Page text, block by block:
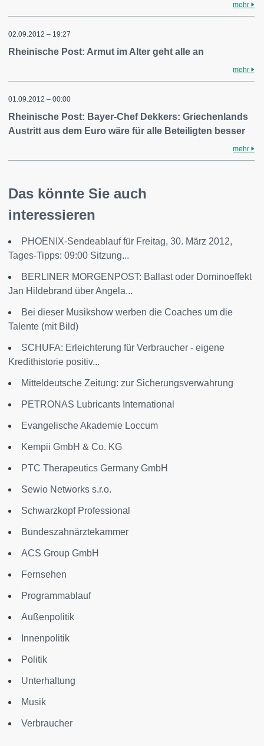
mehr
02.09.2012 – 19:27
Rheinische Post: Armut im Alter geht alle an
mehr
01.09.2012 – 00:00
Rheinische Post: Bayer-Chef Dekkers: Griechenlands
Austritt aus dem Euro wäre für alle Beteiligten besser
mehr
Das könnte Sie auch
interessieren
PHOENIX-Sendeablauf für Freitag, 30. März 2012,
Tages-Tipps: 09:00 Sitzung...
BERLINER MORGENPOST: Ballast oder Dominoeffekt
Jan Hildebrand über Angela...
Bei dieser Musikshow werben die Coaches um die
Talente (mit Bild)
SCHUFA: Erleichterung für Verbraucher - eigene
Kredithistorie positiv...
Mitteldeutsche Zeitung: zur Sicherungsverwahrung
PETRONAS Lubricants International
Evangelische Akademie Loccum
Kempii GmbH & Co. KG
PTC Therapeutics Germany GmbH
Sewio Networks s.r.o.
Schwarzkopf Professional
Bundeszahnärztekammer
ACS Group GmbH
Fernsehen
Programmablauf
Außenpolitik
Innenpolitik
Politik
Unterhaltung
Musik
Verbraucher